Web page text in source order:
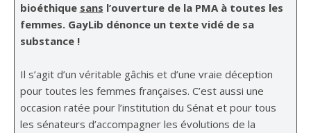
bioéthique sans l’ouverture de la PMA à toutes les
femmes. GayLib dénonce un texte vidé de sa
substance !
Il s’agit d’un véritable gâchis et d’une vraie déception
pour toutes les femmes françaises. C’est aussi une
occasion ratée pour l’institution du Sénat et pour tous
les sénateurs d’accompagner les évolutions de la